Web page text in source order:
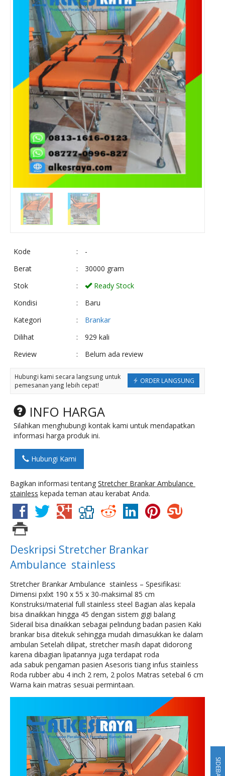
Kode :
-
Berat
:
30000 gram
Stok
:
Ready Stock
Kondisi
:
Baru
Kategori
:
Brankar
Dilihat
:
929 kali
Review
: Belum ada review
ORDER LANGSUNG
Hubungi kami secara langsung untuk
pemesanan yang lebih cepat!
INFO HARGA
Silahkan menghubungi kontak kami untuk mendapatkan
informasi harga produk ini.
Hubungi Kami
Bagikan informasi tentang Stretcher Brankar Ambulance
stainless kepada teman atau kerabat Anda.
Deskripsi Stretcher Brankar
Ambulance stainless
Stretcher Brankar Ambulance stainless – Spesifikasi:
Dimensi pxlxt 190 x 55 x 30-maksimal 85 cm
Konstruksi/material full stainless steel Bagian alas kepala
bisa dinaikkan hingga 45 dengan sistem gigi balang
Siderail bisa dinaikkan sebagai pelindung badan pasien Kaki
brankar bisa ditekuk sehingga mudah dimasukkan ke dalam
ambulan Setelah dilipat, stretcher masih dapat didorong
karena dibagian lipatannya juga terdapat roda
ada sabuk pengaman pasien Asesoris tiang infus stainless
Roda rubber abu 4 inch 2 rem, 2 polos Matras setebal 6 cm
Warna kain matras sesuai permintaan.
SIDEBAR